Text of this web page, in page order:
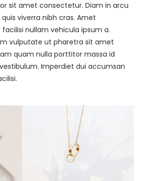
sit amet consectetur. Diam in arcu
viverra nibh cras. Amet
nullam vehicula ipsum a.
vulputate ut pharetra sit amet
quam nulla porttitor massa id
Imperdiet dui accumsan